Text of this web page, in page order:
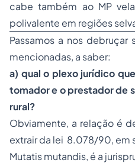
cabe também ao MP
polivalente em regiões
Passamos a nos debruçar
mencionadas, a saber:
a) qual o plexo jurídico
tomador e o prestador de
rural?
Obviamente, a relação é
extrair da lei 8.078/90, em
Mutatis mutandis, é a